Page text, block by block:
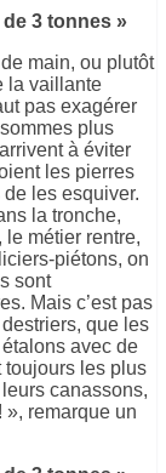
3 tonnes »
main, ou plutôt
la vaillante
pas exagérer
plus
à éviter
les pierres
les esquiver.
la tronche,
métier rentre,
piétons, on
sont
Mais c’est pas
que les
avec de
toujours les plus
canassons,
remarque un